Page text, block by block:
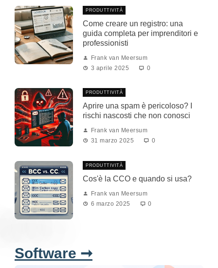
PRODUTTIVITÀ
Come creare un registro: una
guida completa per imprenditori e
professionisti
Frank van Meersum
3 aprile 2025
0
PRODUTTIVITÀ
Aprire una spam è pericoloso? I
rischi nascosti che non conosci
Frank van Meersum
31 marzo 2025
0
PRODUTTIVITÀ
Cos'è la CCO e quando si usa?
Frank van Meersum
6 marzo 2025
0
Software ➞